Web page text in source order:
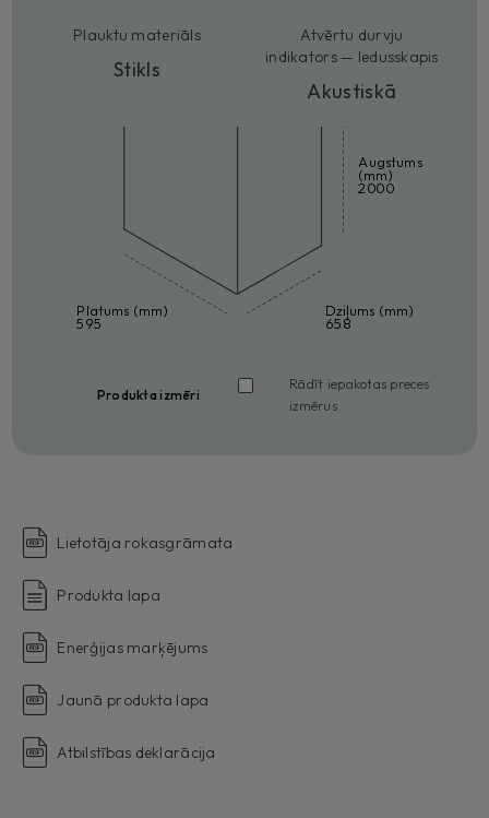
Plauktu materiāls
Stikls
Atvērtu durvju
indikators — ledusskapis
Akustiskā
Augstums
(mm)
2000
Dziļums (mm)
658
Platums (mm)
595
Produkta izmēri
Rādīt iepakotas preces
izmērus
Lietotāja rokasgrāmata
Produkta lapa
Enerģijas marķējums
Jaunā produkta lapa
Atbilstības deklarācija